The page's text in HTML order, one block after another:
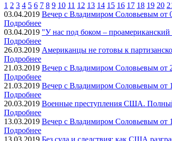
1 2 3 4 5 6 7 8 9 10 11 12 13 14 15 16 17 18 19 20
03.04.2019 Вечер с Владимиром Соловьевым от
Подробнее
03.04.2019 "У нас под боком –
Подробнее
26.03.2019 Американцы не готовы к
Подробнее
21.03.2019 Вечер с Владимиром Соловьевым от
Подробнее
21.03.2019 Вечер с Владимиром Соловьевым от
Подробнее
20.03.2019 Военные преступления США.
Подробнее
13.03.2019 Вечер с Владимиром Соловьевым от
Подробнее
13.03.2019 Без суда и следствия: как США